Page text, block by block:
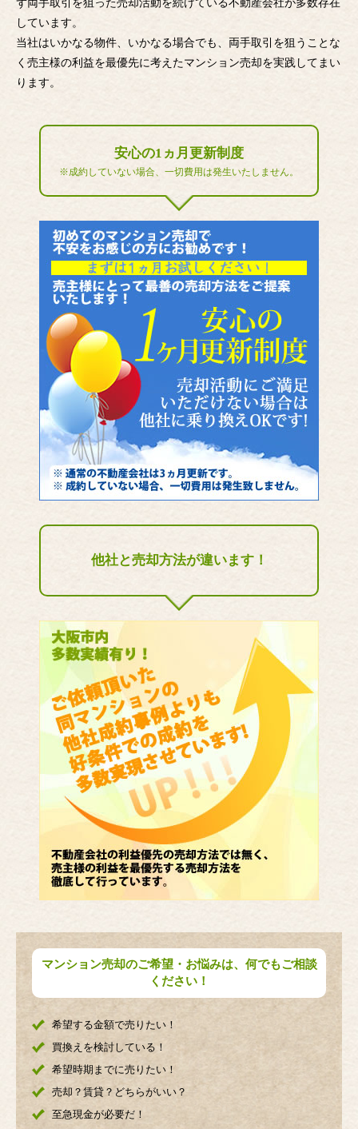
ず両手取引を狙った売却活動を続けている不動産会社が多数存在
しています。
当社はいかなる物件、いかなる場合でも、両手取引を狙うことな
く売主様の利益を最優先に考えたマンション売却を実践してまい
ります。
安心の1ヵ月更新制度
※成約していない場合、一切費用は発生いたしません。
他社と売却方法が違います！
マンション売却のご希望・お悩みは、何でもご相談
ください！
希望する金額で売りたい！
買換えを検討している！
希望時期までに売りたい！
売却？賃貸？どちらがいい？
至急現金が必要だ！